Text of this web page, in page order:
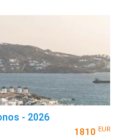
- 2026
1810 EUR